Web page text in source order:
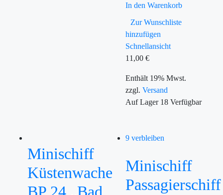
In den Warenkorb
Zur Wunschliste
hinzufügen
Schnellansicht
11,00 €
Enthält 19% Mwst.
zzgl. Versand
Auf Lager18 Verfügbar
Minischiff
Küstenwache
BP 24 „Bad
9 verbleiben
Minischiff
Passagierschiff